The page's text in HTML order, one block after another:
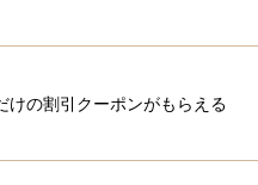
けの割引クーポンがもらえる